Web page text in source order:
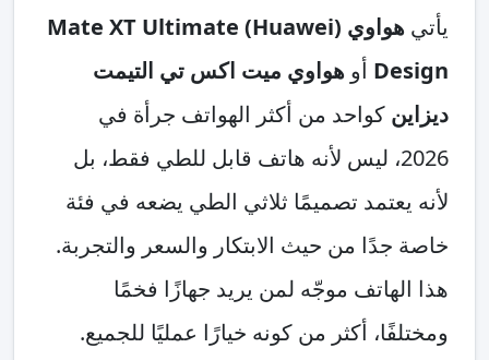
يأتي
هواوي (Huawei) Mate XT Ultimate
Design أو هواوي ميت اكس تي التيمت
ديزاين كواحد من أكثر الهواتف جرأة في
2026، ليس لأنه هاتف قابل للطي فقط، بل
لأنه يعتمد تصميمًا ثلاثي الطي يضعه في فئة
خاصة جدًا من حيث الابتكار والسعر والتجربة.
هذا الهاتف موجّه لمن يريد جهازًا فخمًا
ومختلفًا، أكثر من كونه خيارًا عمليًا للجميع.